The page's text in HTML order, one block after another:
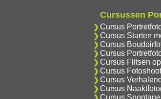
Cursussen
Cursus
Cursus Starten
Cursus
Cursus
Cursus Flitsen
Cursus
Cursus
Cursus
Cursus